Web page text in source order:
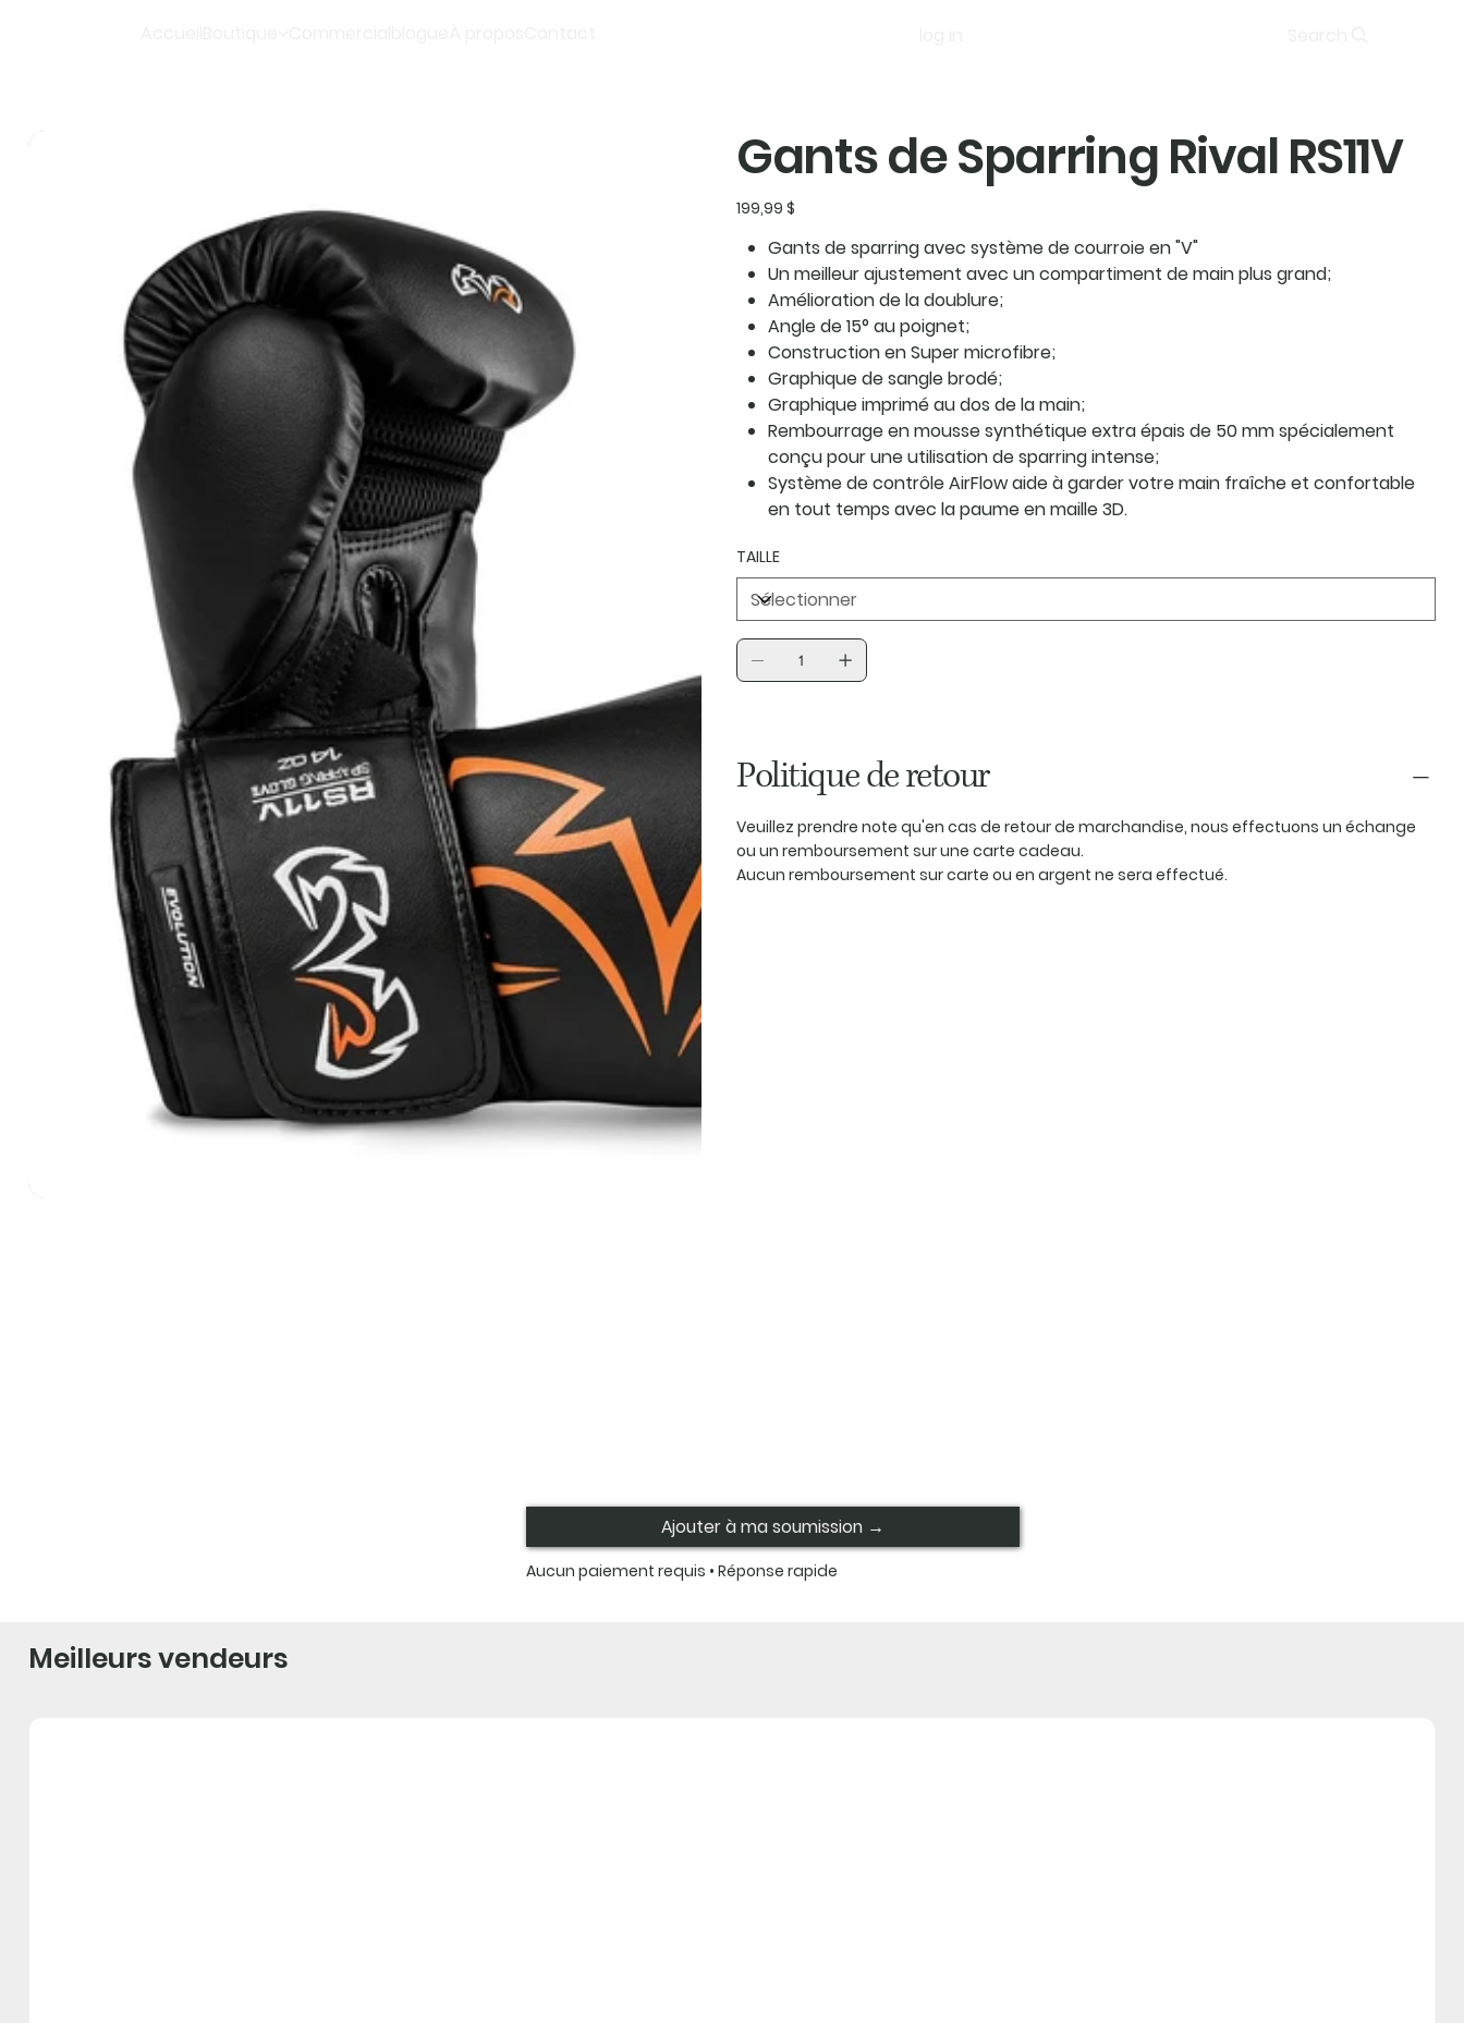
Gants de Sparring Rival RS11V
Prix
199,99 $
Gants de sparring avec système de courroie en "V"
Un meilleur ajustement avec un compartiment de main plus grand;
Amélioration de la doublure;
Angle de 15° au poignet;
Construction en Super microfibre;
Graphique de sangle brodé;
Graphique imprimé au dos de la main;
Rembourrage en mousse synthétique extra épais de 50 mm spécialement
conçu pour une utilisation de sparring intense;
Système de contrôle AirFlow aide à garder votre main fraîche et confortable
en tout temps avec la paume en maille 3D.
TAILLE
Politique de retour
Veuillez prendre note qu'en cas de retour de marchandise, nous effectuons un échange
ou un remboursement sur une carte cadeau.
Aucun remboursement sur carte ou en argent ne sera effectué.
Ajouter à ma soumission →
Aucun paiement requis • Réponse rapide
Meilleurs vendeurs